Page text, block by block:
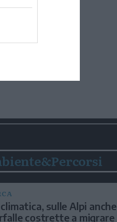
sulle Alpi anche
costrette a migrare